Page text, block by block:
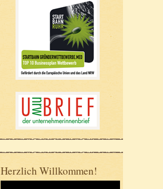
Herzlich Willkommen!